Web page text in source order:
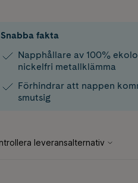
Snabba fakta
Napphållare av 100%
nickelfri metallklämma
Förhindrar att nappen
smutsig